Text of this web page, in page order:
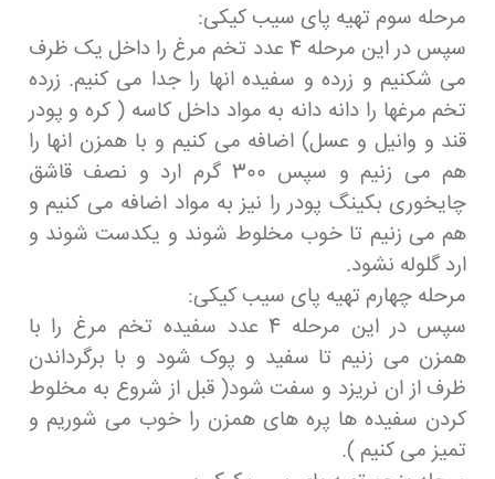
مرحله سوم تهیه پای سیب کیکی:
سپس در این مرحله 4 عدد تخم مرغ را داخل یک ظرف
می شکنیم و زرده و سفیده انها را جدا می کنیم. زرده
تخم مرغها را دانه دانه به مواد داخل کاسه ( کره و پودر
قند و وانیل و عسل) اضافه می کنیم و با همزن انها را
هم می زنیم و سپس 300 گرم ارد و نصف قاشق
چایخوری بکینگ پودر را نیز به مواد اضافه می کنیم و
هم می زنیم تا خوب مخلوط شوند و یکدست شوند و
ارد گلوله نشود.
مرحله چهارم تهیه پای سیب کیکی:
سپس در این مرحله 4 عدد سفیده تخم مرغ را با
همزن می زنیم تا سفید و پوک شود و با برگرداندن
ظرف از ان نریزد و سفت شود( قبل از شروع به مخلوط
کردن سفیده ها پره های همزن را خوب می شوریم و
تمیز می کنیم ).